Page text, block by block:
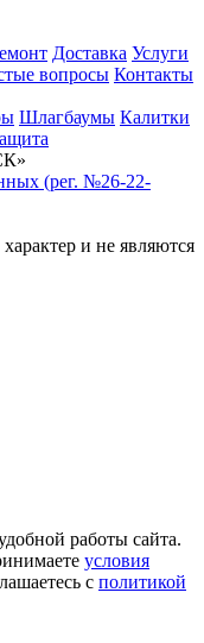
Доставка Услуги
вопросы Контакты
Шлагбаумы Калитки
(рег. №26-22-
и не являются
работы сайта.
условия
с политикой